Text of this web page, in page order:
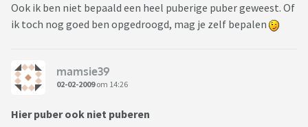
Ook ik ben niet bepaald een heel puberige puber geweest. Of
ik toch nog goed ben opgedroogd, mag je zelf bepalen
mamsie39
02-02-2009om 14:26
Hier puber ook niet puberen